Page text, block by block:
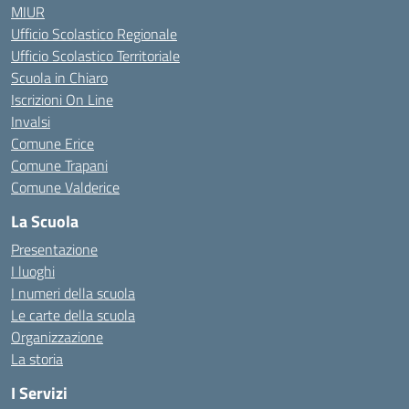
MIUR
Ufficio Scolastico Regionale
Ufficio Scolastico Territoriale
Scuola in Chiaro
Iscrizioni On Line
Invalsi
Comune Erice
Comune Trapani
Comune Valderice
La Scuola
Presentazione
I luoghi
I numeri della scuola
Le carte della scuola
Organizzazione
La storia
I Servizi